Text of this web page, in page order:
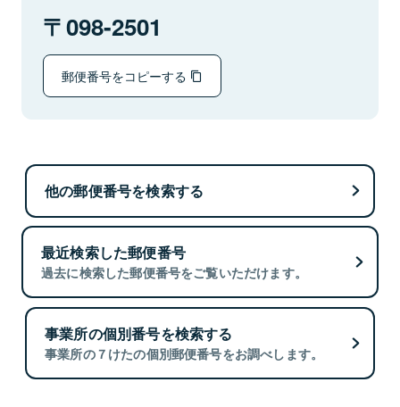
098-2501
郵便番号をコピーする
他の郵便番号を検索する
最近検索した郵便番号
過去に検索した郵便番号をご覧いただけます。
事業所の個別番号を検索する
事業所の７けたの個別郵便番号をお調べします。